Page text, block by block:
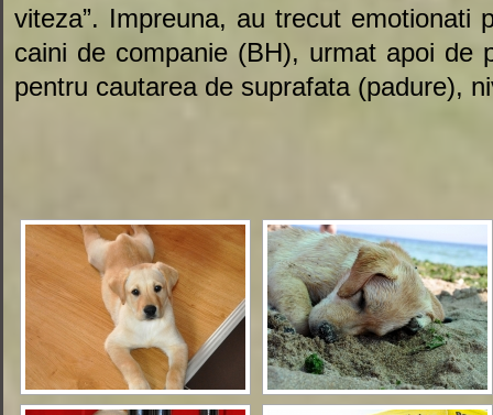
viteza”. Impreuna, au trecut emotionati
caini de companie (BH), urmat apoi de
pentru cautarea de suprafata (padure),